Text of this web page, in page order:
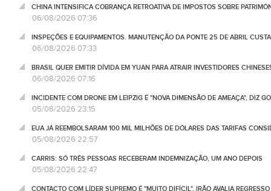
CHINA INTENSIFICA COBRANÇA RETROATIVA DE IMPOSTOS SOBRE
06/08/2026 07:36
INSPEÇÕES E EQUIPAMENTOS. MANUTENÇÃO DA PONTE 25 DE ABRIL
06/08/2026 07:33
BRASIL QUER EMITIR DÍVIDA EM YUAN PARA ATRAIR INVESTIDORES
06/08/2026 07:16
INCIDENTE COM DRONE EM LEIPZIG É "NOVA DIMENSÃO DE AMEAÇA", DIZ
05/08/2026 23:15
EUA JÁ REEMBOLSARAM 100 MIL MILHÕES DE DÓLARES DAS TARIFAS
05/08/2026 22:57
CARRIS: SÓ TRÊS PESSOAS RECEBERAM INDEMNIZAÇÃO, UM ANO DEPOIS
05/08/2026 22:47
CONTACTO COM LÍDER SUPREMO É "MUITO DIFÍCIL". IRÃO AVALIA